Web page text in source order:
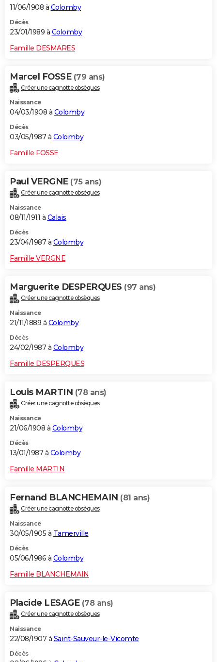
11/06/1908 à Colomby
Décès
23/01/1989 à Colomby
Famille DESMARES
Marcel FOSSE (79 ans)
Créer une cagnotte obsèques
Naissance
04/03/1908 à Colomby
Décès
03/05/1987 à Colomby
Famille FOSSE
Paul VERGNE (75 ans)
Créer une cagnotte obsèques
Naissance
08/11/1911 à Calais
Décès
23/04/1987 à Colomby
Famille VERGNE
Marguerite DESPERQUES (97 ans)
Créer une cagnotte obsèques
Naissance
21/11/1889 à Colomby
Décès
24/02/1987 à Colomby
Famille DESPERQUES
Louis MARTIN (78 ans)
Créer une cagnotte obsèques
Naissance
21/06/1908 à Colomby
Décès
13/01/1987 à Colomby
Famille MARTIN
Fernand BLANCHEMAIN (81 ans)
Créer une cagnotte obsèques
Naissance
30/05/1905 à Tamerville
Décès
05/06/1986 à Colomby
Famille BLANCHEMAIN
Placide LESAGE (78 ans)
Créer une cagnotte obsèques
Naissance
22/08/1907 à Saint-Sauveur-le-Vicomte
Décès